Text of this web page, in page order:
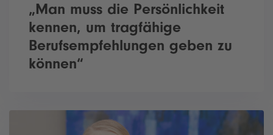
„Man muss die Persönlichkeit
kennen, um tragfähige
Berufsempfehlungen geben zu
können“